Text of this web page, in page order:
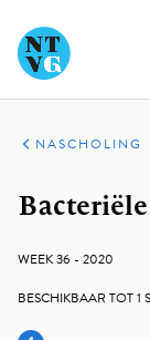
WEEK 36 - 2020
BESCHIKBAAR TOT1
NASCHOLING